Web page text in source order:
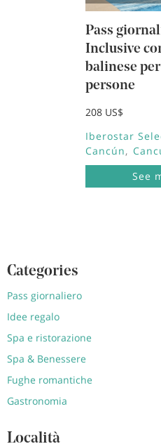
Pass
Inclusive
balinese
persone
208 US$
Iberostar
Cancún
See
Categories
Pass giornaliero
Idee regalo
Spa e ristorazione
Spa & Benessere
Fughe romantiche
Gastronomia
Località